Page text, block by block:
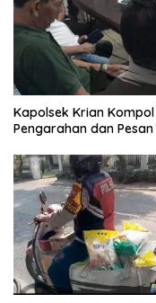
Kapolsek Krian Kompol
Pengarahan dan